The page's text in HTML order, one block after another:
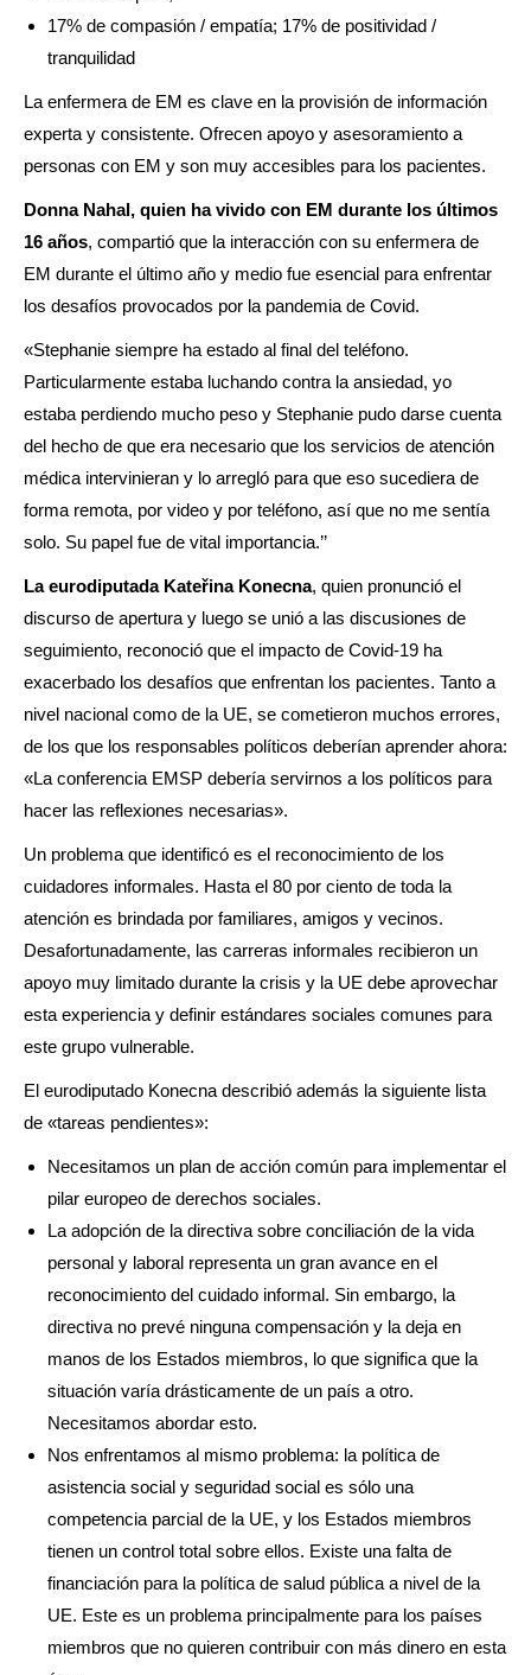
17% de compasión / empatía; 17% de positividad /
tranquilidad
La enfermera de EM es clave en la provisión de información
experta y consistente. Ofrecen apoyo y asesoramiento a
personas con EM y son muy accesibles para los pacientes.
Donna Nahal, quien ha vivido con EM durante los últimos
16 años, compartió que la interacción con su enfermera de
EM durante el último año y medio fue esencial para enfrentar
los desafíos provocados por la pandemia de Covid.
«Stephanie siempre ha estado al final del teléfono.
Particularmente estaba luchando contra la ansiedad, yo
estaba perdiendo mucho peso y Stephanie pudo darse cuenta
del hecho de que era necesario que los servicios de atención
médica intervinieran y lo arregló para que eso sucediera de
forma remota, por video y por teléfono, así que no me sentía
solo. Su papel fue de vital importancia.’’
La eurodiputada Kateřina Konecna, quien pronunció el
discurso de apertura y luego se unió a las discusiones de
seguimiento, reconoció que el impacto de Covid-19 ha
exacerbado los desafíos que enfrentan los pacientes. Tanto a
nivel nacional como de la UE, se cometieron muchos errores,
de los que los responsables políticos deberían aprender ahora:
«La conferencia EMSP debería servirnos a los políticos para
hacer las reflexiones necesarias».
Un problema que identificó es el reconocimiento de los
cuidadores informales. Hasta el 80 por ciento de toda la
atención es brindada por familiares, amigos y vecinos.
Desafortunadamente, las carreras informales recibieron un
apoyo muy limitado durante la crisis y la UE debe aprovechar
esta experiencia y definir estándares sociales comunes para
este grupo vulnerable.
El eurodiputado Konecna describió además la siguiente lista
de «tareas pendientes»:
Necesitamos un plan de acción común para implementar el
pilar europeo de derechos sociales.
La adopción de la directiva sobre conciliación de la vida
personal y laboral representa un gran avance en el
reconocimiento del cuidado informal. Sin embargo, la
directiva no prevé ninguna compensación y la deja en
manos de los Estados miembros, lo que significa que la
situación varía drásticamente de un país a otro.
Necesitamos abordar esto.
Nos enfrentamos al mismo problema: la política de
asistencia social y seguridad social es sólo una
competencia parcial de la UE, y los Estados miembros
tienen un control total sobre ellos. Existe una falta de
financiación para la política de salud pública a nivel de la
UE. Este es un problema principalmente para los países
miembros que no quieren contribuir con más dinero en esta